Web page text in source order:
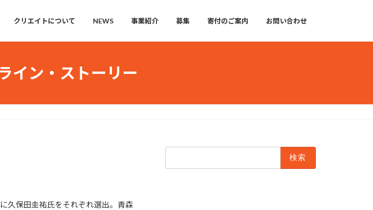
クリエイトについて NEWS 事業紹介 募集 寄付のご案内 お問い合わせ
イン・ストーリー
久保田圭祐氏をそれぞれ選出。青森